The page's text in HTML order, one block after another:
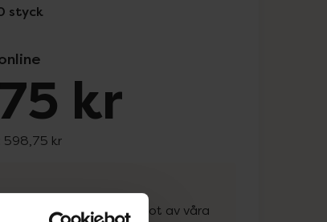
styck
kr
598,75 kr
finnas i lager hos något av våra